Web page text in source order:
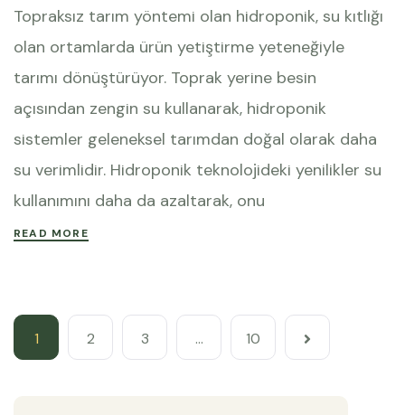
Topraksız tarım yöntemi olan hidroponik, su kıtlığı
olan ortamlarda ürün yetiştirme yeteneğiyle
tarımı dönüştürüyor. Toprak yerine besin
açısından zengin su kullanarak, hidroponik
sistemler geleneksel tarımdan doğal olarak daha
su verimlidir. Hidroponik teknolojideki yenilikler su
kullanımını daha da azaltarak, onu
READ MORE
1 2 3 … 10